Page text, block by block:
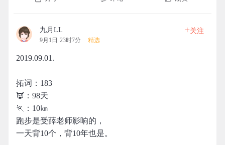
九月LL
9月1日 23时7分 精选
+关注
2019.09.01.
拓词：183
👿：98天
🏃：10㎞
跑步是受薛老师影响的，
一天背10个，背10年也是。